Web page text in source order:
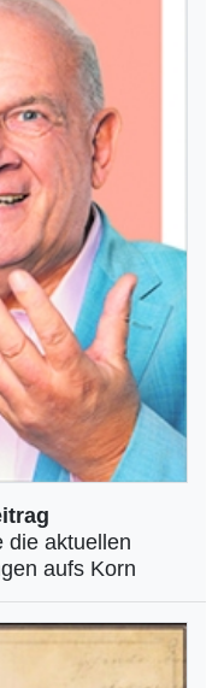
die aktuellen
aufs Korn